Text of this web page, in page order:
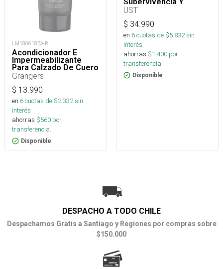
LM180618BA-R
Acondicionador E
Impermeabilizante
Para Calzado De Cuero
75 Ml
Grangers
$ 13.990
en 6cuotas de $2.332sin
interés
ahorras $560 por
transferencia.
Disponible
Outdoor
UST
$ 34.990
en 6cuotas de $5.832sin
interés
ahorras $1.400 por
transferencia.
Disponible
DESPACHO A TODO CHILE
Despachamos Gratis a Santiago y Regiones por compras sobre
$150.000